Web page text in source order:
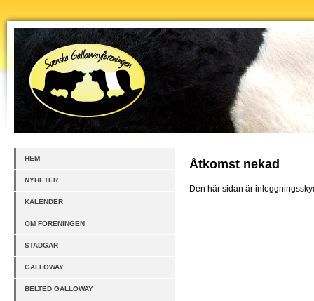
HEM
NYHETER
KALENDER
OM FÖRENINGEN
STADGAR
GALLOWAY
BELTED GALLOWAY
Åtkomst nekad
Den här sidan är